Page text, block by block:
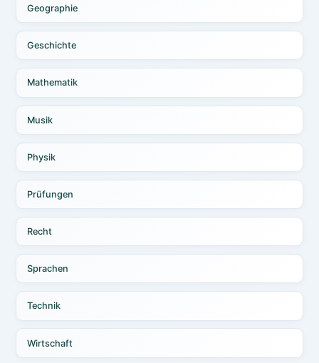
Geographie
Geschichte
Mathematik
Musik
Physik
Prüfungen
Recht
Sprachen
Technik
Wirtschaft